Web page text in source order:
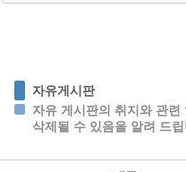
자유게시판
자유 게시판의 취지와 관
삭제될 수 있음을 알려 드